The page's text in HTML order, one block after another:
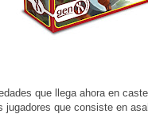
que llega ahora en
jugadores que consiste en